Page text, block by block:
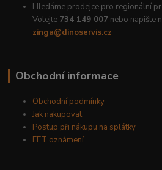
Hledáme prodejce pro regionální
Volejte 734 149 007 nebo napište
zinga@dinoservis.cz
Obchodní informace
Obchodní podmínky
Jak nakupovat
Postup při nákupu na splátky
EET oznámení